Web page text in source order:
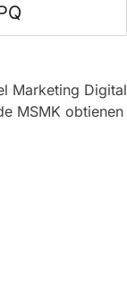
Marketing Digital
MSMK obtienen